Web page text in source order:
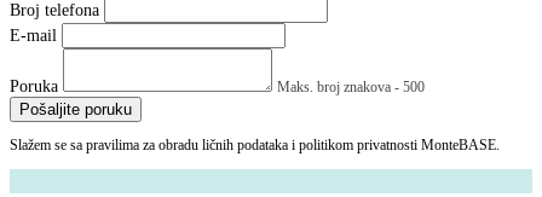
Broj telefona
E-mail
Poruka Maks. broj znakova - 500
Pošaljite poruku
Slažem se sa pravilima za obradu ličnih podataka i politikom privatnosti MonteBASE.